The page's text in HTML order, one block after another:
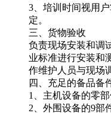
3、培训时间视用
定。
三、货物验收
负责现场安装和调
业标准进行安装和
作维护人员与现场
四、充足的备品备
1、主机设备的零
2、外围设备的9部